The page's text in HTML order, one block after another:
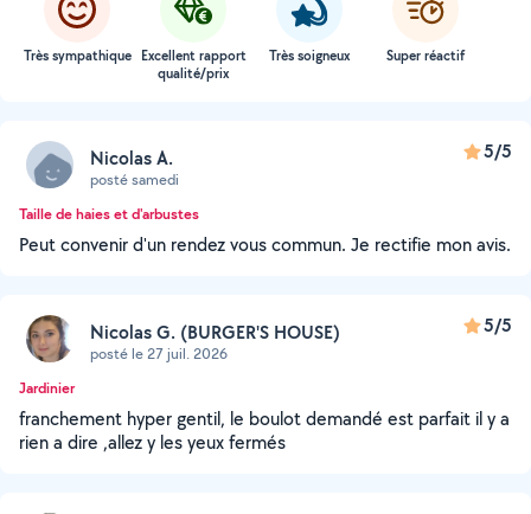
Très sympathique Excellent rapport
qualité/prix
Très soigneux Super réactif
Nicolas A.
posté samedi
5/5
Taille de haies et d'arbustes
Peut convenir d'un rendez vous commun. Je rectifie mon avis.
Nicolas G. (BURGER'S HOUSE)
posté le 27 juil. 2026
5/5
Jardinier
franchement hyper gentil, le boulot demandé est parfait il y a
rien a dire ,allez y les yeux fermés